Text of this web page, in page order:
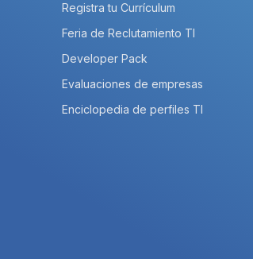
Registra tu Currículum
Feria de Reclutamiento TI
Developer Pack
Evaluaciones de empresas
Enciclopedia de perfiles TI